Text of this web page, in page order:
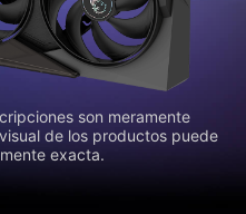
son meramente
de los productos puede
exacta.